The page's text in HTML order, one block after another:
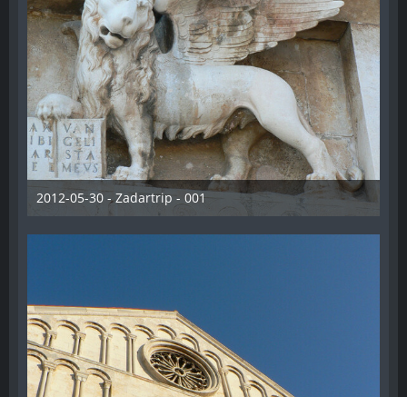
2012-05-30 - Zadartrip - 001
28. Dezember 2012